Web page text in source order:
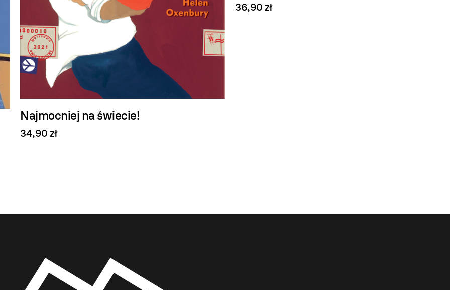
Najmocniej na świecie!
34,90 zł
36,90 zł